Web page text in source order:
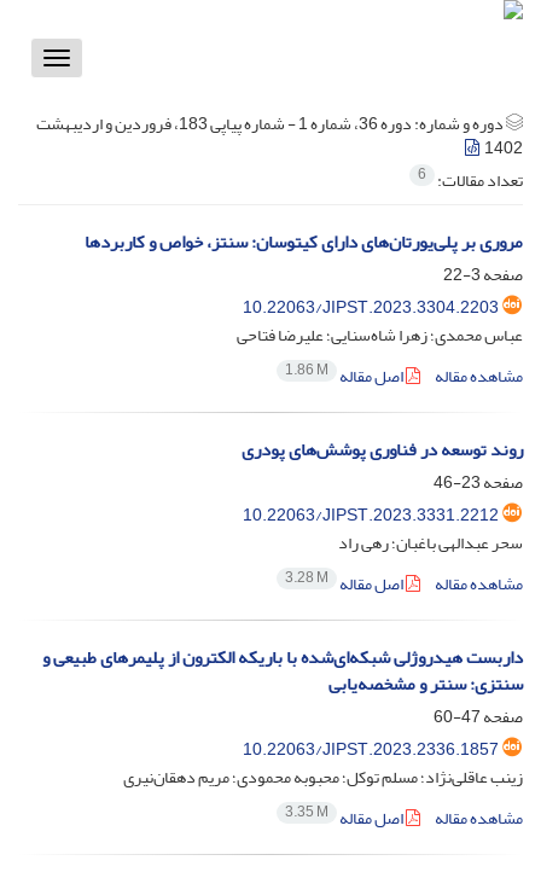
Toggle
دوره و شماره:
دوره 36، شماره 1 - شماره پیاپی 183، فروردین و اردیبهشت
1402
تعداد مقالات: 6
مروری بر پلی‌یورتان‌های دارای کیتوسان: سنتز، خواص و کاربردها
صفحه3-22
10.22063/JIPST.2023.3304.2203
عباس محمدی؛ زهرا شاه‌سنایی؛ علیرضا فتاحی
مشاهده مقاله
اصل مقاله 1.86 M
روند توسعه در فناوری پوشش‌های پودری
صفحه23-46
10.22063/JIPST.2023.3331.2212
سحر عبدالهی باغبان؛ رهی راد
مشاهده مقاله
اصل مقاله 3.28 M
داربست هیدروژلی شبکه‌ای‌شده با باریکه الکترون از پلیمرهای طبیعی و
سنتزی: سنتر و مشخصه‌یابی
صفحه47-60
10.22063/JIPST.2023.2336.1857
زینب عاقلی‌نژاد؛ مسلم توکل؛ محبوبه محمودی؛ مریم دهقان‌نیری
مشاهده مقاله
اصل مقاله 3.35 M